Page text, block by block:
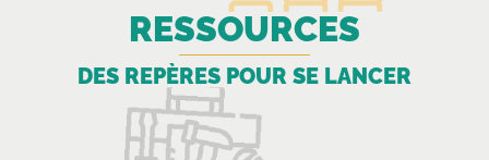
RESSOURCES
DES REPÈRES POUR SE LANCER